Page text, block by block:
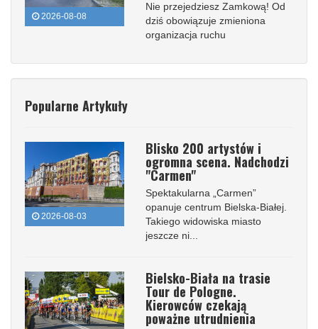
2026-08-08
Nie przejedziesz Zamkową! Od
dziś obowiązuje zmieniona
organizacja ruchu
Popularne Artykuły
2026-08-03
Blisko 200 artystów i
ogromna scena. Nadchodzi
"Carmen"
Spektakularna „Carmen”
opanuje centrum Bielska-Białej.
Takiego widowiska miasto
jeszcze ni...
Bielsko-Biała na trasie
Tour de Pologne.
Kierowców czekają
poważne utrudnienia